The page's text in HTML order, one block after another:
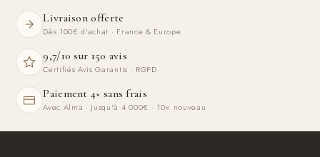
Livraison offerte
Dès 100€ d'achat · France & Europe
9,7/10 sur 150 avis
Certifiés Avis Garantis · RGPD
Paiement 4× sans frais
Avec Alma · Jusqu'à 4 000€ · 10× nouveau